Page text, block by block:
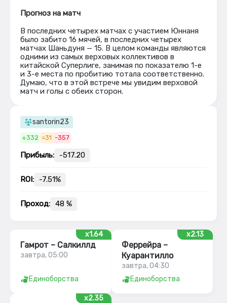
Прогноз на матч
В последних четырех матчах с участием Юннаня
было забито 16 мячей, в последних четырех
матчах Шаньдуня — 15. В целом команды являются
одними из самых верховых коллективов в
китайской Суперлиге, занимая по показателю 1-е
и 3-е места по пробитию тотала соответственно.
Думаю, что в этой встрече мы увидим верховой
матч и голы с обеих сторон.
santorin23
+332 =31 -357
Прибыль: -517.20
ROI: -7.51%
Проход: 48 %
x1.64
Гамрот – Салкиллд
завтра, 05:00
Единоборства
x2.13
Феррейра –
Куарантилло
завтра, 04:30
Единоборства
x2.35